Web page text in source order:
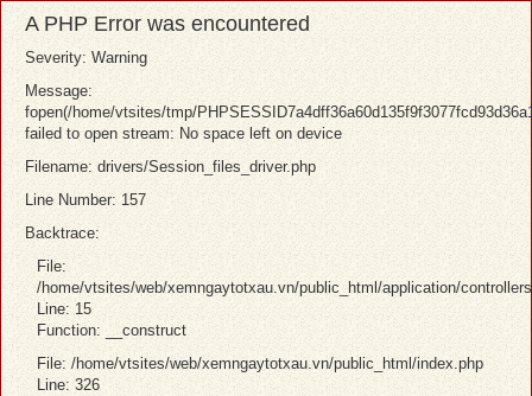
A PHP Error was encountered
Severity: Warning
Message:
fopen(/home/vtsites/tmp/
failed to open stream: No space left on device
Filename: drivers/Session_files_driver.php
Line Number: 157
Backtrace:
File:
/home/vtsites/web/xemngaytotxau.vn/public_html/application/
Line: 15
Function: __construct
File: /home/vtsites/web/xemngaytotxau.vn/public_html/index.php
Line: 326